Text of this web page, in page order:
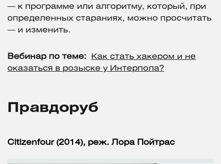
— к программе или алгоритму, который, при
определенных стараниях, можно просчитать
— и изменить.
Вебинар по теме:
Как стать хакером и не
оказаться в розыске у Интерпола?
Правдоруб
Citizenfour (2014), реж. Лора Пойтрас